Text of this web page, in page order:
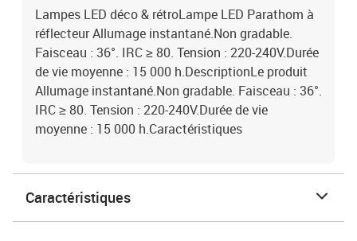
Lampes LED déco & rétroLampe LED Parathom à
réflecteur Allumage instantané.Non gradable.
Faisceau : 36°. IRC ≥ 80. Tension : 220-240V.Durée
de vie moyenne : 15 000 h.DescriptionLe produit
Allumage instantané.Non gradable. Faisceau : 36°.
IRC ≥ 80. Tension : 220-240V.Durée de vie
moyenne : 15 000 h.Caractéristiques
Caractéristiques